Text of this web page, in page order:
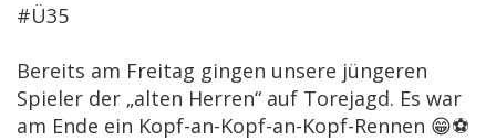
#Ü35
Bereits am Freitag gingen unsere jüngeren
Spieler der „alten Herren“ auf Torejagd. Es war
am Ende ein Kopf-an-Kopf-an-Kopf-Rennen 😁⚽️